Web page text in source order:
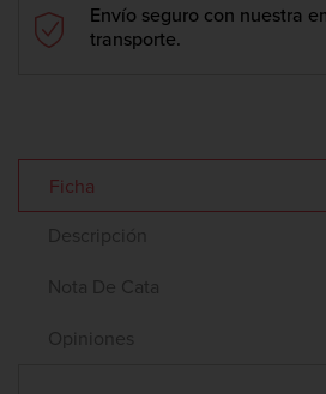
Envío seguro con nuestra
transporte.
Ficha
Descripción
Nota De Cata
Opiniones